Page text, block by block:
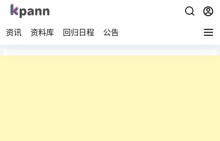
资讯 资料库 回归日程 公告